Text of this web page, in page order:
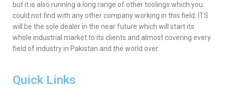
but it is also running a long range of other toolings which you
could not find with any other company working in this field. ITS
will be the sole dealer in the near future which will start its
whole industrial market to its clients and almost covering every
field of industry in Pakistan and the world over.
Quick Links